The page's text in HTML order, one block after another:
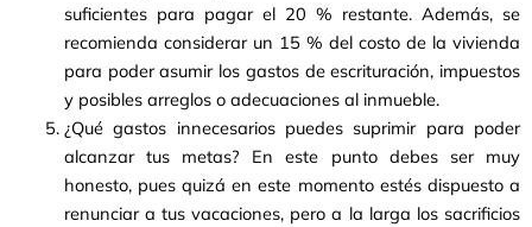
suficientes para pagar el 20 % restante. Además, se
recomienda considerar un 15 % del costo de la vivienda
para poder asumir los gastos de escrituración, impuestos
y posibles arreglos o adecuaciones al inmueble.
¿Qué gastos innecesarios puedes suprimir para poder
alcanzar tus metas? En este punto debes ser muy
honesto, pues quizá en este momento estés dispuesto a
renunciar a tus vacaciones, pero a la larga los sacrificios